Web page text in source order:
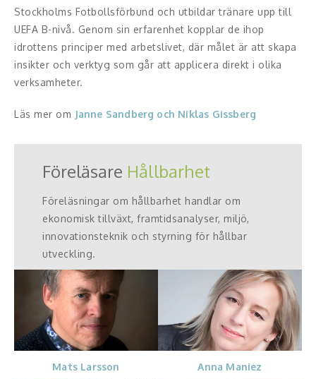
Stockholms Fotbollsförbund och utbildar tränare upp till
UEFA B-nivå. Genom sin erfarenhet kopplar de ihop
idrottens principer med arbetslivet, där målet är att skapa
insikter och verktyg som går att applicera direkt i olika
verksamheter.
Läs mer om Janne Sandberg och Niklas Gissberg
Föreläsare Hållbarhet
Föreläsningar om hållbarhet handlar om
ekonomisk tillväxt, framtidsanalyser, miljö,
innovationsteknik och styrning för hållbar
utveckling.
Mats Larsson Anna Maniez